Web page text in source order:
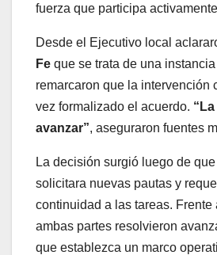
fuerza que participa
Desde el Ejecutivo local
Fe que se trata de una
remarcaron que la intervención
vez formalizado el acuerdo.
avanzar”, aseguraron fuentes
La decisión surgió luego de
solicitara nuevas pautas y
continuidad a las tareas. Frente
ambas partes resolvieron
que establezca un marco